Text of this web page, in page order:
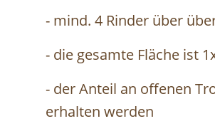
- mind. 4 Rinder über
- die gesamte Fläche ist
- der Anteil an offenen
erhalten werden